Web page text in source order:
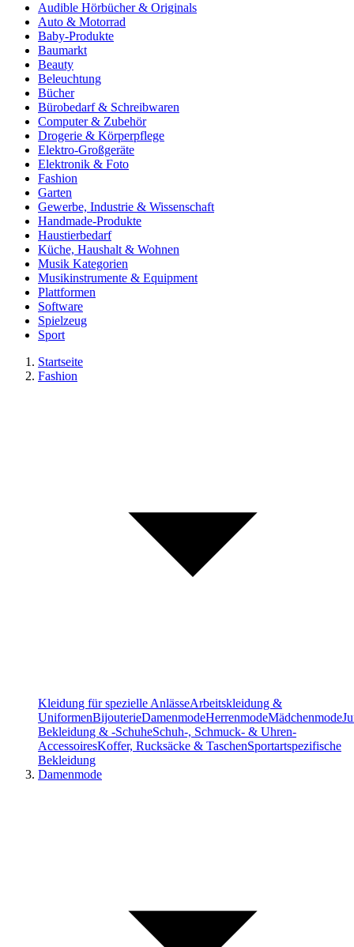
Audible Hörbücher & Originals
Auto & Motorrad
Baby-Produkte
Baumarkt
Beauty
Beleuchtung
Bücher
Bürobedarf & Schreibwaren
Computer & Zubehör
Drogerie & Körperpflege
Elektro-Großgeräte
Elektronik & Foto
Fashion
Garten
Gewerbe, Industrie & Wissenschaft
Handmade-Produkte
Haustierbedarf
Küche, Haushalt & Wohnen
Musik Kategorien
Musikinstrumente & Equipment
Plattformen
Software
Spielzeug
Sport
Startseite
Fashion
Kleidung für spezielle AnlässeArbeitskleidung &
UniformenBijouterieDamenmodeHerrenmodeMädchenmode
Bekleidung & -SchuheSchuh-, Schmuck- & Uhren-
AccessoiresKoffer, Rucksäcke & TaschenSportartspezifische
Bekleidung
Damenmode